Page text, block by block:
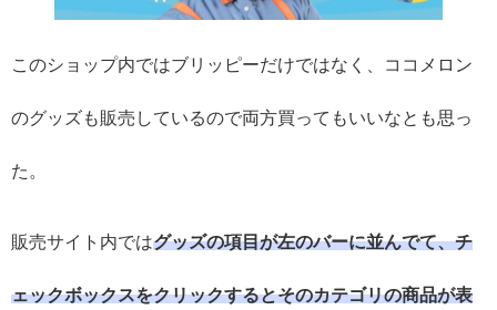
このショップ内ではブリッピーだけではなく、ココメロン
のグッズも販売しているので両方買ってもいいなとも思っ
た。
販売サイト内ではグッズの項目が左のバーに並んでて、チ
ェックボックスをクリックするとそのカテゴリの商品が表